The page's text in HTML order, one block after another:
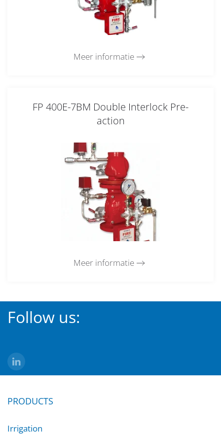
Meer informatie
FP 400E-7BM Double Interlock Pre-
action
Meer informatie
Follow us:
PRODUCTS
Irrigation